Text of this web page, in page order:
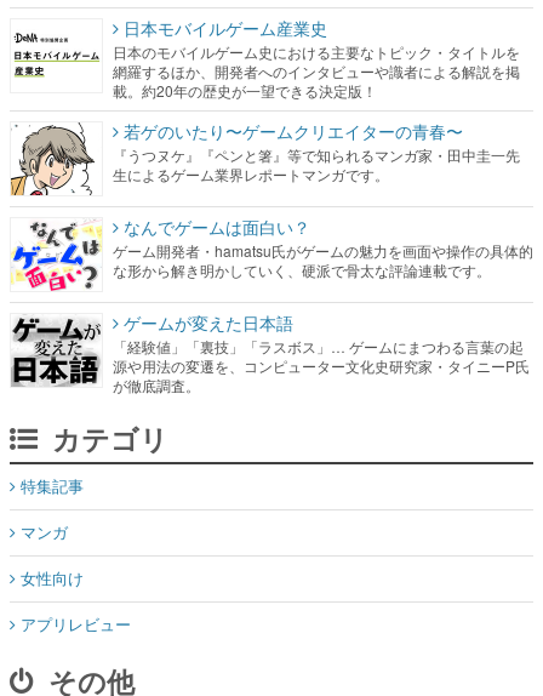
日本モバイルゲーム産業史
日本のモバイルゲーム史における主要なトピック・タイトルを
網羅するほか、開発者へのインタビューや識者による解説を掲
載。約20年の歴史が一望できる決定版！
若ゲのいたり〜ゲームクリエイターの青春〜
『うつヌケ』『ペンと箸』等で知られるマンガ家・田中圭一先
生によるゲーム業界レポートマンガです。
なんでゲームは面白い？
ゲーム開発者・hamatsu氏がゲームの魅力を画面や操作の具体的
な形から解き明かしていく、硬派で骨太な評論連載です。
ゲームが変えた日本語
「経験値」「裏技」「ラスボス」… ゲームにまつわる言葉の起
源や用法の変遷を、コンピューター文化史研究家・タイニーP氏
が徹底調査。
カテゴリ
特集記事
マンガ
女性向け
アプリレビュー
その他